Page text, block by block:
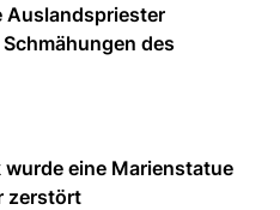
Auslandspriester
des
wurde eine Marienstatue
zerstört